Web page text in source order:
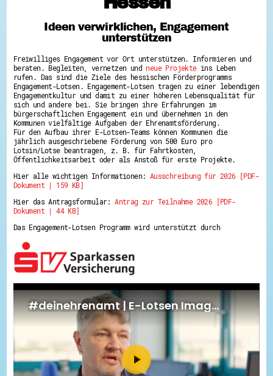
Hessen hilft Ukraine
Zeig uns dein Ehrenamt
Wettbewerb | Trikotwettbewerb
Wettbewerb | 80 Jahre Hessen - Engagement
mit Herz
8 Vereine x 80 Jahre x 1.000 €
Ausgezeichnete Projekte
Menschen des Respekts
SHARE IT: Teile deine Infos!
Gestalte dein Ehrenamt
Ehrenamts-Card Hessen
Engagement-Lotsen
Crowdfunding - Viele schaffen mehr
Ehrentag
Hessen engagiert - Digitale Themenabende
Kompetenznachweis Hessen
Service-Learning
Mach dich schlau
GEMA-Pakt
Di@-Lotsen in Hessen
Energiepreiskrise und Ehrenamt
Flüchtlingshilfe + Integration
Generationsübergreifend aktiv
Patenschaftsprojekte
Qualifizierung & Fortbildung
Stiftungen
Vereine, Spenden, Steuern - Gut zu Wissen
Versicherungsschutz
Wissenswertes rund um dein Ehrenamt
Zahlen, Daten, Fakten aus Hessen
Ideen verwirklichen, Engagement
unterstützen
Freiwilliges Engagement vor Ort unterstützen. Informieren und
beraten. Begleiten, vernetzen und neue Projekteins Leben
rufen. Das sind die Ziele des hessischen Förderprogramms
Engagement-Lotsen. Engagement-Lotsen tragen zu einer lebendigen
Engagementkultur und damit zu einer höheren Lebensqualität für
sich und andere bei. Sie bringen ihre Erfahrungen im
bürgerschaftlichen Engagement ein und übernehmen in den
Kommunen vielfältige Aufgaben der Ehrenamtsförderung.
Für den Aufbau ihrer E-Lotsen-Teams können Kommunen die
jährlich ausgeschriebene Förderung von 500 Euro pro
Lotsin/Lotse beantragen, z. B. für Fahrtkosten,
Öffentlichkeitsarbeit oder als Anstoß für erste Projekte.
Hier alle wichtigen Informationen: Ausschreibung für 2026 [PDF-
Dokument | 159 KB]
Hier das Antragsformular:Antrag zur Teilnahme 2026 [PDF-
Dokument | 44 KB]
Das Engagement-Lotsen Programm wird unterstützt durch